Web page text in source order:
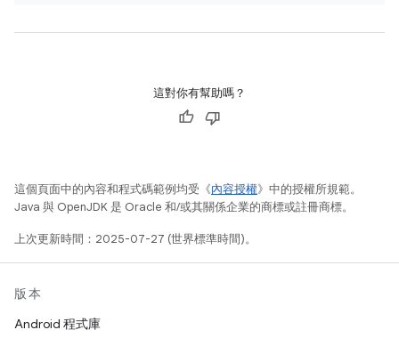
這對你有幫助嗎？
這個頁面中的內容和程式碼範例均受《內容授權》中的授權所規範。
Java 與 OpenJDK 是 Oracle 和/或其關係企業的商標或註冊商標。
上次更新時間：2025-07-27 (世界標準時間)。
版本
Android 程式庫